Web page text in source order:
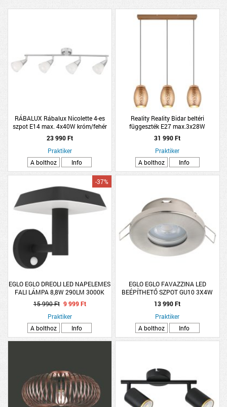
RÁBALUX Rábalux Nicolette 4-es
szpot E14 max. 4x40W króm/fehér
üveg búrával
23 990 Ft
Praktiker
A bolthoz
Info
Reality Reality Bidar beltéri
függeszték E27 max.3x28W
150x71cm fa-fém kávé-arany
31 990 Ft
Praktiker
A bolthoz
Info
EGLO EGLO DREOLI LED NAPELEMES
FALI LÁMPA 8,8W 290LM 3000K
IP44 MOZGÁSÉRZÉKELŐS
18,5X19,4X21,6CM FEKETE
-37%
15 990 Ft 9 999 Ft
Praktiker
A bolthoz
Info
EGLO EGLO FAVAZZINA LED
BEÉPÍTHETŐ SZPOT GU10 3X4W
3X400LM 2700K IP44 8,5CM NIKKEL
13 990 Ft
Praktiker
A bolthoz
Info